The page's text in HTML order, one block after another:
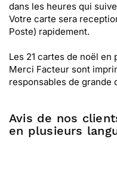
dans les heures qui
Votre carte sera
Poste) rapidement.
Les 21 cartes de noël
Merci Facteur sont
responsables de grande
Avis de nos
en plusieurs